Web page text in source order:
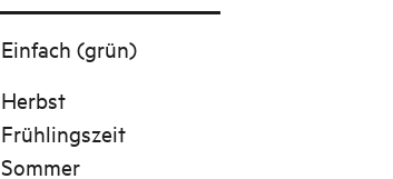
Einfach (grün)
Herbst
Frühlingszeit
Sommer